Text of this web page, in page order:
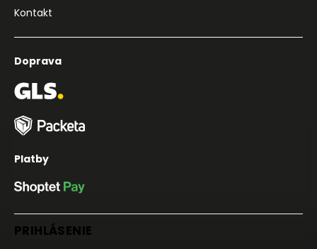
Kontakt
Doprava
Platby
PRIHLÁSENIE